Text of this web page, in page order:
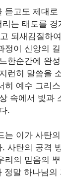
듣고도 제대로
는 태도를 경
되새김질하
정이 신앙의
한순간에 완
런히 말씀을
히 예수 그리
속에서 빛과
.
는 이가 사탄
사탄의 공격
리의 믿음의
정말 하나님의